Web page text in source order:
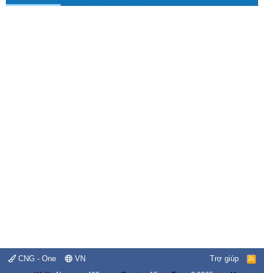
CNG - One VN Trợ giúp
R